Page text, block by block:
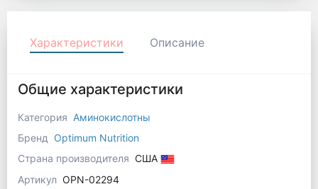
Характеристики Описание
Общие характеристики
Категория Аминокислотны
Бренд
Optimum Nutrition
Страна производителя США
Артикул OPN-02294